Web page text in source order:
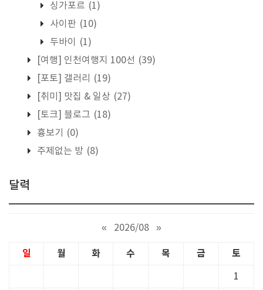
싱가포르 (1)
사이판 (10)
두바이
(1)
[여행] 인천여행지 100선 (39)
[포토] 갤러리
(19)
[취미] 맛집 & 일상 (27)
[토크] 블로그 (18)
흉보기
(0)
주제없는 방 (8)
달력
« 2026/08 »
일 월 화 수 목 금 토
1